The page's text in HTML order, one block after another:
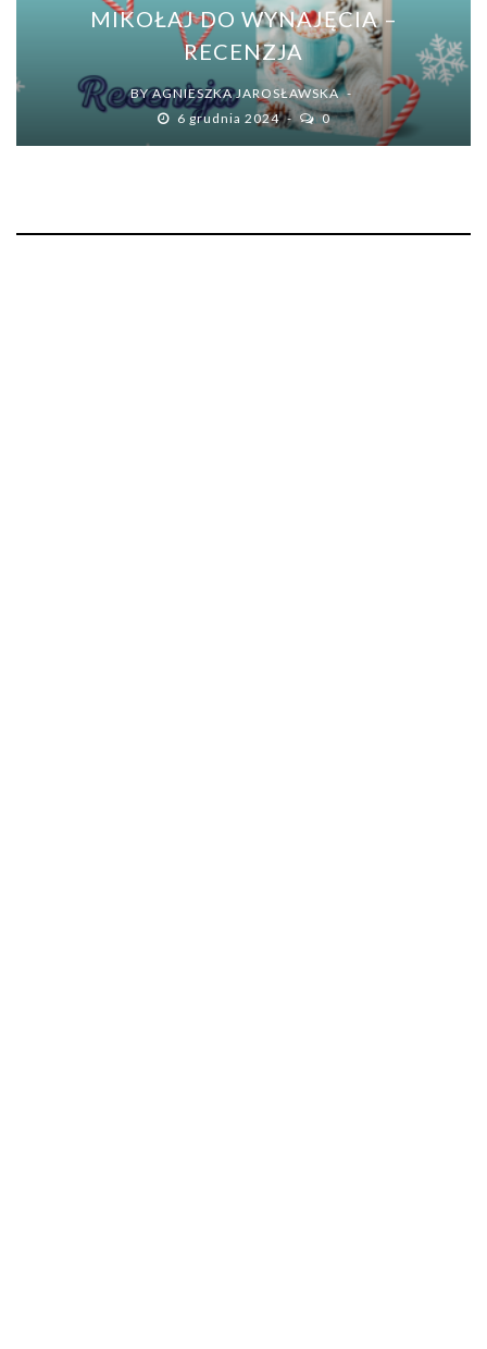
MIKOŁAJ DO WYNAJĘCIA –
RECENZJA
BYAGNIESZKA JAROSŁAWSKA
6 grudnia 2024
0